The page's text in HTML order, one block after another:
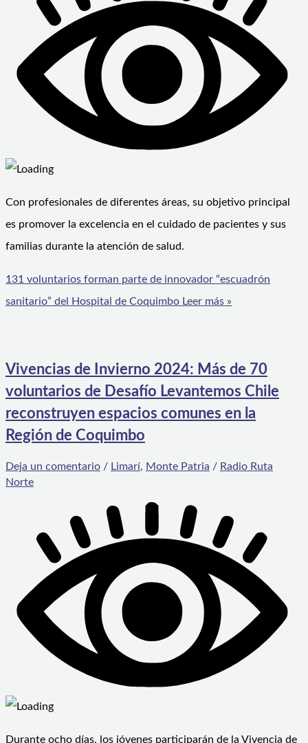
Con profesionales de diferentes áreas, su objetivo principal
es promover la excelencia en el cuidado de pacientes y sus
familias durante la atención de salud.
131 voluntarios forman parte de innovador “escuadrón
sanitario” del Hospital de Coquimbo Leer más »
Vivencias de Invierno 2024: Más de 70
voluntarios de Desafío Levantemos Chile
reconstruyen espacios comunes en la
Región de Coquimbo
Deja un comentario / Limarí, Monte Patria / Radio Ruta
Norte
Durante ocho días, los jóvenes participarán de la Vivencia de